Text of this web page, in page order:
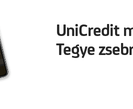
UniCredit
Tegye